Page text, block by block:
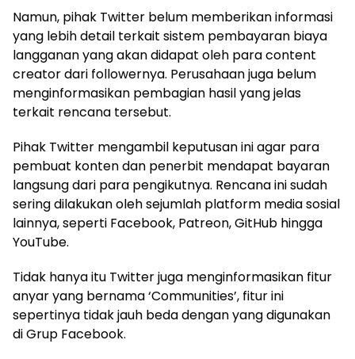
Namun, pihak Twitter belum memberikan informasi
yang lebih detail terkait sistem pembayaran biaya
langganan yang akan didapat oleh para content
creator dari followernya. Perusahaan juga belum
menginformasikan pembagian hasil yang jelas
terkait rencana tersebut.
Pihak Twitter mengambil keputusan ini agar para
pembuat konten dan penerbit mendapat bayaran
langsung dari para pengikutnya. Rencana ini sudah
sering dilakukan oleh sejumlah platform media sosial
lainnya, seperti Facebook, Patreon, GitHub hingga
YouTube.
Tidak hanya itu Twitter juga menginformasikan fitur
anyar yang bernama ‘Communities’, fitur ini
sepertinya tidak jauh beda dengan yang digunakan
di Grup Facebook.